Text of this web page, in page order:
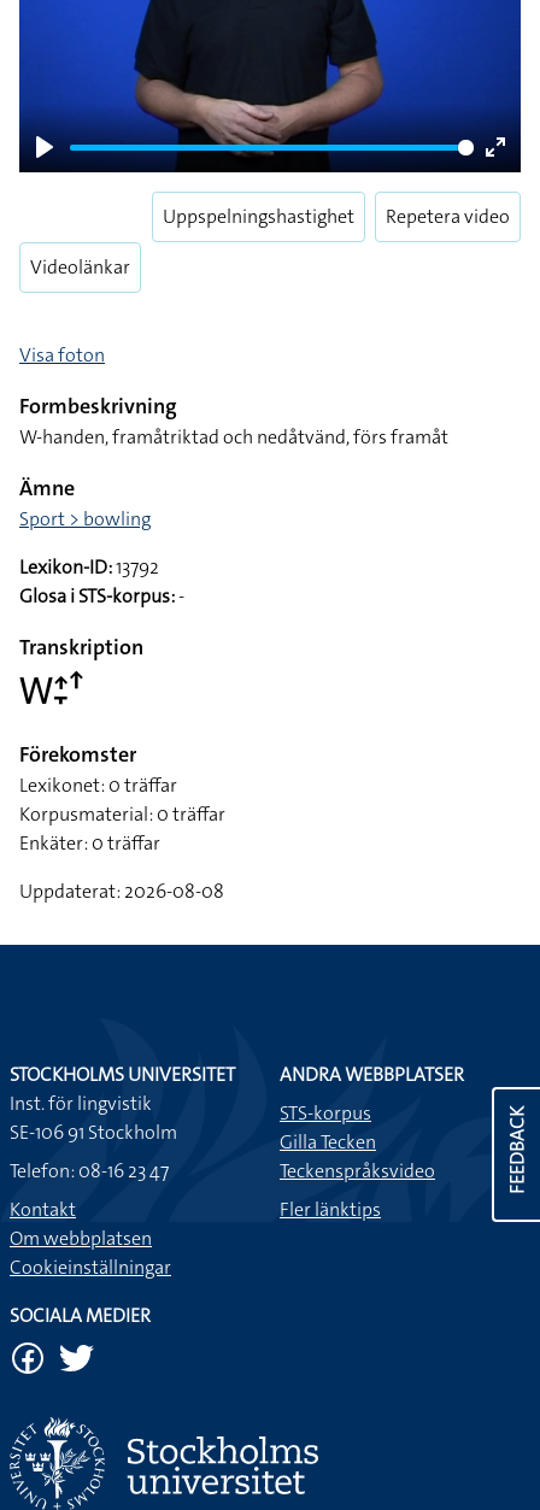
Play
Enter
Videolänkar
Uppspelningshastighet Repetera video
Visa foton
Formbeskrivning
W-handen, framåtriktad och nedåtvänd, förs framåt
Ämne
Sport > bowling
Lexikon-ID:13792
Glosa i STS-korpus:-
Transkription
􌤰􌤴􌥙􌦃
Förekomster
Lexikonet: 0 träffar
Korpusmaterial: 0 träffar
Enkäter: 0 träffar
Uppdaterat: 2026-08-08
FEEDBACK
STOCKHOLMS UNIVERSITET
Inst. för lingvistik
SE-106 91 Stockholm
Telefon: 08-16 23 47
Kontakt
Om webbplatsen
Cookieinställningar
ANDRA WEBBPLATSER
STS-korpus
Gilla Tecken
Teckenspråksvideo
Fler länktips
SOCIALA MEDIER